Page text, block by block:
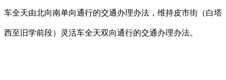
车全天由北向南单向通行的交通办理办法，维持皮市街（白塔
西至旧学前段）灵活车全天双向通行的交通办理办法。